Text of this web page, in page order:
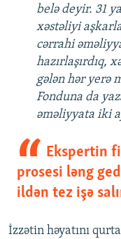
belə deyir. 31
xəstəliyi
cərrahi
hazırlaşırdıq,
gələn hər yerə
Fonduna da
əməliyyata iki
Ekspertin
prosesi ləng
ildən tez işə
İzzətin həyatını